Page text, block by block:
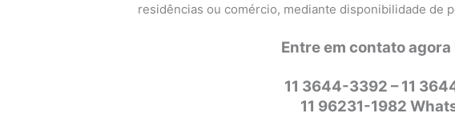
residências ou comércio, mediante disponibilidade de
Entre em contato agora
11 3644-3392 – 11
11 96231-1982